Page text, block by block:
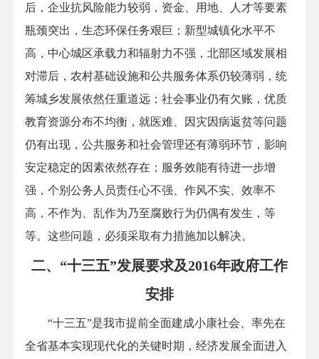
后，企业抗风险能力较弱，资金、用地、人才等要素
瓶颈突出，生态环保任务艰巨；新型城镇化水平不
高，中心城区承载力和辐射力不强，北部区域发展相
对滞后，农村基础设施和公共服务体系仍较薄弱，统
筹城乡发展依然任重道远；社会事业仍有欠账，优质
教育资源分布不均衡，就医难、因灾因病返贫等问题
仍有出现，公共服务和社会管理还有薄弱环节，影响
安定稳定的因素依然存在；服务效能有待进一步增
强，个别公务人员责任心不强、作风不实、效率不
高，不作为、乱作为乃至腐败行为仍偶有发生，等
等。这些问题，必须采取有力措施加以解决。
二、“十三五”发展要求及2016年政府工作
安排
“十三五”是我市提前全面建成小康社会、率先在
全省基本实现现代化的关键时期，经济发展全面进入